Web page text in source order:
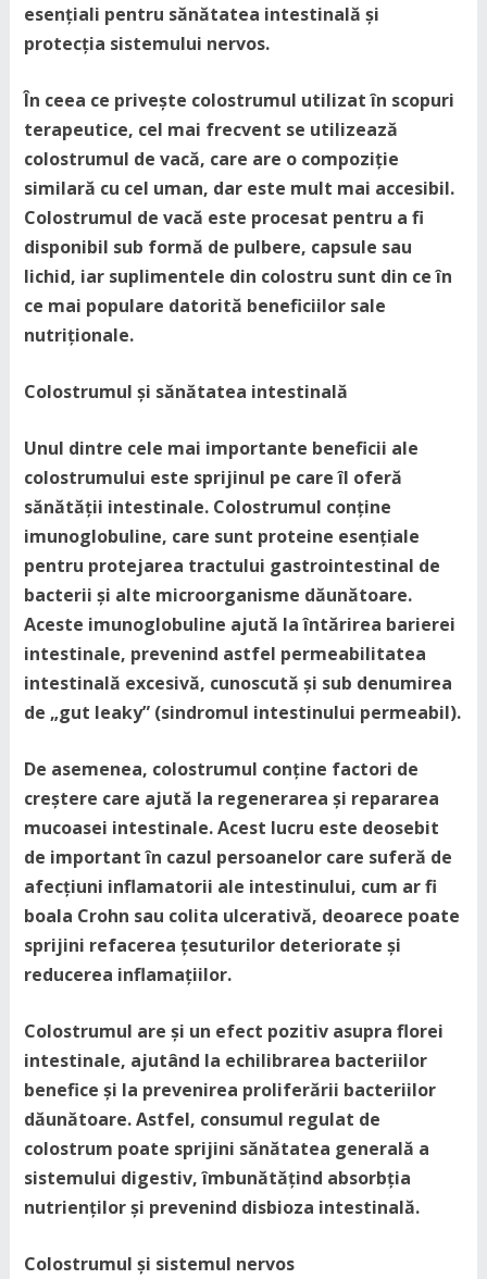
esențiali pentru sănătatea intestinală și
protecția sistemului nervos.
În ceea ce privește colostrumul utilizat în scopuri
terapeutice, cel mai frecvent se utilizează
colostrumul de vacă, care are o compoziție
similară cu cel uman, dar este mult mai accesibil.
Colostrumul de vacă este procesat pentru a fi
disponibil sub formă de pulbere, capsule sau
lichid, iar suplimentele din colostru sunt din ce în
ce mai populare datorită beneficiilor sale
nutriționale.
Colostrumul și sănătatea intestinală
Unul dintre cele mai importante beneficii ale
colostrumului este sprijinul pe care îl oferă
sănătății intestinale. Colostrumul conține
imunoglobuline, care sunt proteine esențiale
pentru protejarea tractului gastrointestinal de
bacterii și alte microorganisme dăunătoare.
Aceste imunoglobuline ajută la întărirea barierei
intestinale, prevenind astfel permeabilitatea
intestinală excesivă, cunoscută și sub denumirea
de „gut leaky” (sindromul intestinului permeabil).
De asemenea, colostrumul conține factori de
creștere care ajută la regenerarea și repararea
mucoasei intestinale. Acest lucru este deosebit
de important în cazul persoanelor care suferă de
afecțiuni inflamatorii ale intestinului, cum ar fi
boala Crohn sau colita ulcerativă, deoarece poate
sprijini refacerea țesuturilor deteriorate și
reducerea inflamațiilor.
Colostrumul are și un efect pozitiv asupra florei
intestinale, ajutând la echilibrarea bacteriilor
benefice și la prevenirea proliferării bacteriilor
dăunătoare. Astfel, consumul regulat de
colostrum poate sprijini sănătatea generală a
sistemului digestiv, îmbunătățind absorbția
nutrienților și prevenind disbioza intestinală.
Colostrumul și sistemul nervos